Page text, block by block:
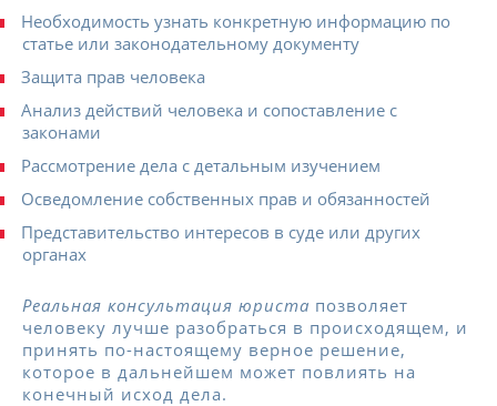
Необходимость узнать конкретную информацию по
статье или законодательному документу
Защита прав человека
Анализ действий человека и сопоставление с
законами
Рассмотрение дела с детальным изучением
Осведомление собственных прав и обязанностей
Представительство интересов в суде или других
органах
Реальная консультация юриста позволяет
человеку лучше разобраться в происходящем, и
принять по-настоящему верное решение,
которое в дальнейшем может повлиять на
конечный исход дела.